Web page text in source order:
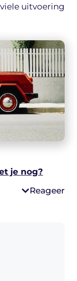
uitvoering
je nog?
Reageer